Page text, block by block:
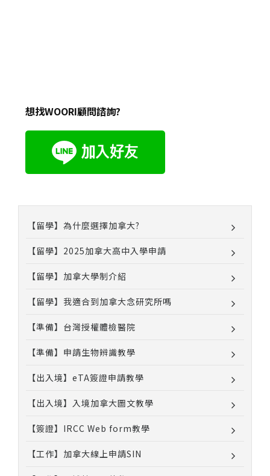
想找WOORI顧問諮詢?
【留學】為什麼選擇加拿大?
【留學】2025加拿大高中入學申請
【留學】加拿大學制介紹
【留學】我適合到加拿大念研究所嗎
【準備】台灣授權體檢醫院
【準備】申請生物辨識教學
【出入境】eTA簽證申請教學
【出入境】入境加拿大圖文教學
【簽證】IRCC Web form教學
【工作】加拿大線上申請SIN